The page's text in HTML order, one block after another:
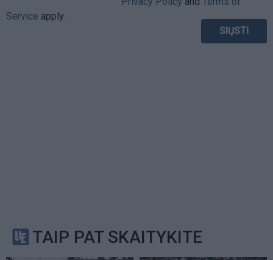
Service apply.
TAIP PAT SKAITYKITE